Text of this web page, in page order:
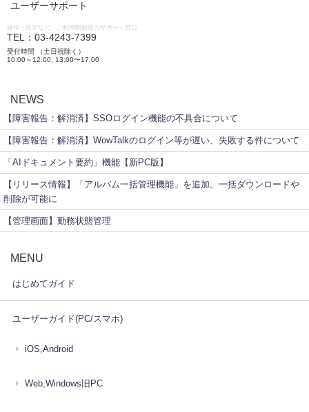
ユーザーサポート
操作・設定など、ご利用開始後のサポート窓口
TEL：03-4243-7399
受付時間 （土日祝除く）
10:00～12:00, 13:00〜17:00
NEWS
【障害報告：解消済】SSOログイン機能の不具合について
【障害報告：解消済】WowTalkのログイン等が遅い、失敗する件について
「AIドキュメント要約」機能【新PC版】
【リリース情報】「アルバム一括管理機能」を追加。一括ダウンロードや
削除が可能に
【管理画面】勤務状態管理
MENU
はじめてガイド
ユーザーガイド(PC/スマホ)
iOS,Android
Web,Windows旧PC